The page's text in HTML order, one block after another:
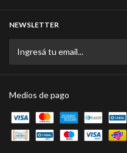
NEWSLETTER
Medios de pago